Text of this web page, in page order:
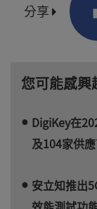
分享
您可能感興
DigiKey在
及104家供
安立知推出